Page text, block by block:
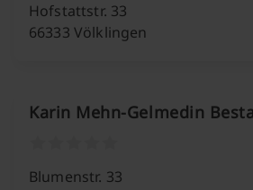
Hofstattstr. 33
66333 Völklingen
Karin Mehn-Gelmedin
Blumenstr. 33